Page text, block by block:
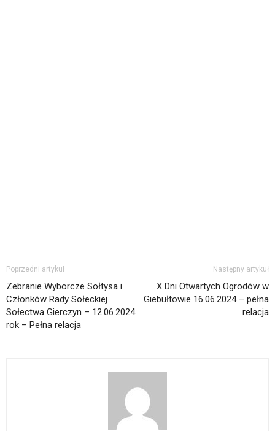
Poprzedni artykuł
Zebranie Wyborcze Sołtysa i
Członków Rady Sołeckiej
Sołectwa Gierczyn – 12.06.2024
rok – Pełna relacja
Następny artykuł
X Dni Otwartych Ogrodów w
Giebułtowie 16.06.2024 – pełna
relacja